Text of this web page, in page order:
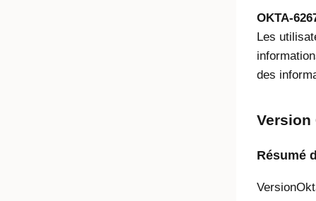
OKTA-
Les
des
Version
Résumé
Version